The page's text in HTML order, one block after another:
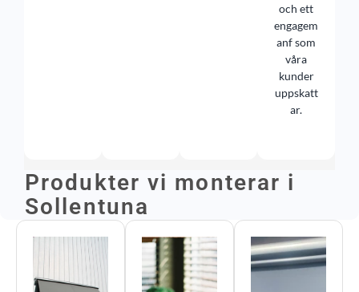
och ett
engagem
anf som
våra
kunder
uppskatt
ar.
Produkter vi monterar i
Sollentuna